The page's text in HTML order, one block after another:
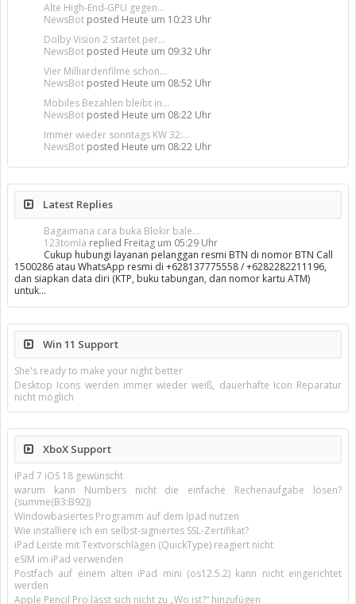
Alte High-End-GPU gegen...
NewsBot posted Heute um 10:23 Uhr
Dolby Vision 2 startet per...
NewsBot posted Heute um 09:32 Uhr
Vier Milliardenfilme schon...
NewsBot posted Heute um 08:52 Uhr
Mobiles Bezahlen bleibt in...
NewsBot posted Heute um 08:22 Uhr
Immer wieder sonntags KW 32:...
NewsBot posted Heute um 08:22 Uhr
Latest Replies
Bagaimana cara buka Blokir bale...
123tomla replied Freitag um 05:29 Uhr
Cukup hubungi layanan pelanggan resmi BTN di nomor BTN Call
1500286 atau WhatsApp resmi di +628137775558 / +6282282211196,
dan siapkan data diri (KTP, buku tabungan, dan nomor kartu ATM)
untuk…
Win 11 Support
She's ready to make your night better
Desktop Icons werden immer wieder weiß, dauerhafte Icon Reparatur
nicht möglich
XboX Support
iPad 7 iOS 18 gewünscht
warum kann Numbers nicht die einfache Rechenaufgabe lösen?
(summe(B3:B92))
Windowbasiertes Programm auf dem Ipad nutzen
Wie installiere ich ein selbst-signiertes SSL-Zertifikat?
iPad Leiste mit Textvorschlägen (QuickType) reagiert nicht
eSIM im iPad verwenden
Postfach auf einem alten iPad mini (os12.5.2) kann nicht eingerichtet
werden
Apple Pencil Pro lässt sich nicht zu „Wo ist?“ hinzufügen